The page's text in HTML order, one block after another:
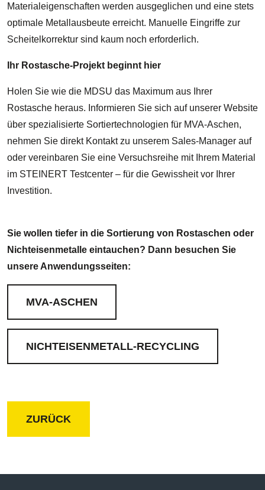
Materialeigenschaften werden ausgeglichen und eine stets
optimale Metallausbeute erreicht. Manuelle Eingriffe zur
Scheitelkorrektur sind kaum noch erforderlich.
Ihr Rostasche-Projekt beginnt hier
Holen Sie wie die MDSU das Maximum aus Ihrer
Rostasche heraus. Informieren Sie sich auf unserer Website
über spezialisierte Sortiertechnologien für MVA-Aschen,
nehmen Sie direkt Kontakt zu unserem Sales-Manager auf
oder vereinbaren Sie eine Versuchsreihe mit Ihrem Material
im STEINERT Testcenter – für die Gewissheit vor Ihrer
Investition.
Sie wollen tiefer in die Sortierung von Rostaschen oder
Nichteisenmetalle eintauchen? Dann besuchen Sie
unsere Anwendungsseiten:
MVA-ASCHEN
NICHTEISENMETALL-RECYCLING
ZURÜCK